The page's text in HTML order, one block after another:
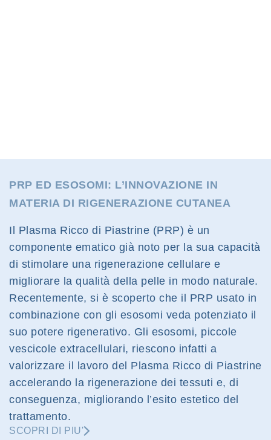
PRP ED ESOSOMI: L’INNOVAZIONE IN
MATERIA DI RIGENERAZIONE CUTANEA
Il Plasma Ricco di Piastrine (PRP) è un
componente ematico già noto per la sua capacità
di stimolare una rigenerazione cellulare e
migliorare la qualità della pelle in modo naturale.
Recentemente, si è scoperto che il PRP usato in
combinazione con gli esosomi veda potenziato il
suo potere rigenerativo. Gli esosomi, piccole
vescicole extracellulari, riescono infatti a
valorizzare il lavoro del Plasma Ricco di Piastrine
accelerando la rigenerazione dei tessuti e, di
conseguenza, migliorando l’esito estetico del
trattamento.
SCOPRI DI PIU'